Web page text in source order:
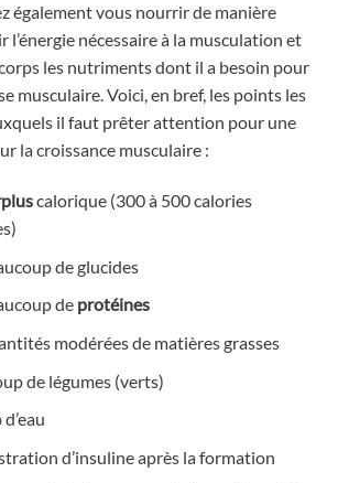
également vous nourrir de manière
l’énergie nécessaire à la musculation et
les nutriments dont il a besoin pour
musculaire. Voici, en bref, les points les
il faut prêter attention pour une
la croissance musculaire :
calorique (300 à 500 calories
de glucides
de protéines
modérées de matières grasses
de légumes (verts)
d’insuline après la formation